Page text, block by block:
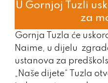
U Gornjoj Tuzli
za
Gornja Tuzla će
Naime, u dijelu
ustanova za
„Naše dijete“ Tuzla